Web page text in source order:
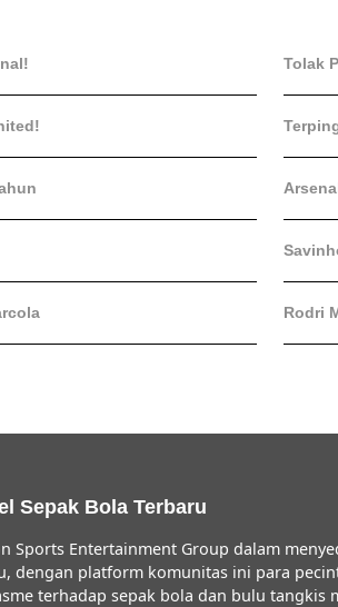
Tolak
Rodri
Sepak Bola Terbaru
Sports Entertainment Group dalam
dengan platform komunitas ini para
terhadap sepak bola dan bulu tangkis